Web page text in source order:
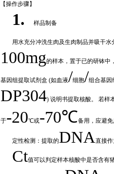
【操作步骤】
1. 样品制备
用水充分冲洗生肉及生肉制品并吸干水
100mg的样本，置于已的研钵中
基因组提取试剂盒 (如血液/细胞/组合基因
DP304) 说明书提取核酸。 若样
于-20℃或-70℃备用，应避免
定性检测：提取的DNA直接作
Ct值可以判定样本核酸中是否含有